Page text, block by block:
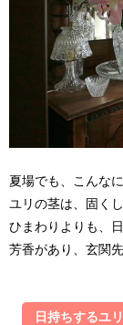
夏場でも、こんな
ユリの茎は、固く
ひまわりよりも、
芳香があり、玄関
日持ちするユ